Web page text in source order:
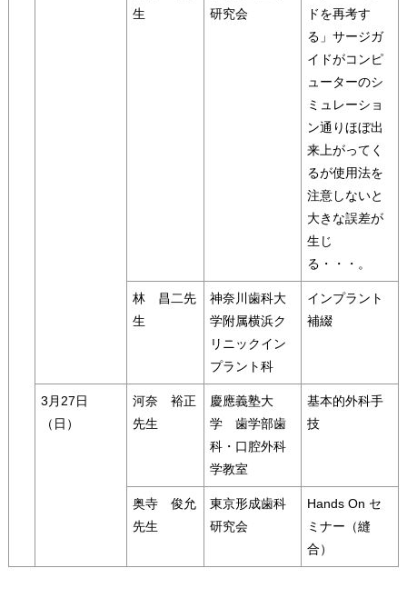
生
研究会
ドを再考す
る」サージガ
イドがコンピ
ューターのシ
ミュレーショ
ン通りほぼ出
来上がってく
るが使用法を
注意しないと
大きな誤差が
生じ
る・・・。
林 昌二先
生
神奈川歯科大
学附属横浜ク
リニックイン
プラント科
インプラント
補綴
3月27日
（日）
河奈 裕正
先生
慶應義塾大
学 歯学部歯
科・口腔外科
学教室
基本的外科手
技
奥寺 俊允
先生
東京形成歯科
研究会
Hands On セ
ミナー（縫
合）